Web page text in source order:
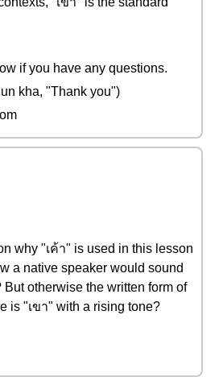
if you have any questions.
kha, "Thank you")
why "เค้า" is used in this lesson
a native speaker would sound
But otherwise the written form of
is "เขา" with a rising tone?